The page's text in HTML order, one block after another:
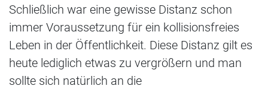
Schließlich war eine gewisse Distanz schon
immer Voraussetzung für ein kollisionsfreies
Leben in der Öffentlichkeit. Diese Distanz gilt es
heute lediglich etwas zu vergrößern und man
sollte sich natürlich an die